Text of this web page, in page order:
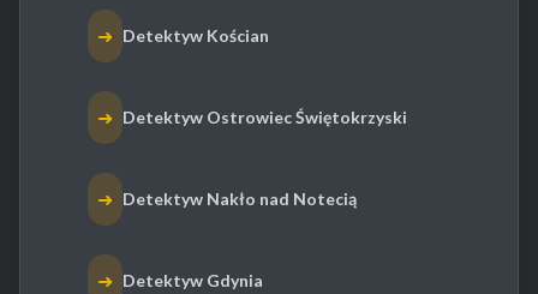
➜ Detektyw Kościan
➜ Detektyw Ostrowiec Świętokrzyski
➜ Detektyw Nakło nad Notecią
➜ Detektyw Gdynia